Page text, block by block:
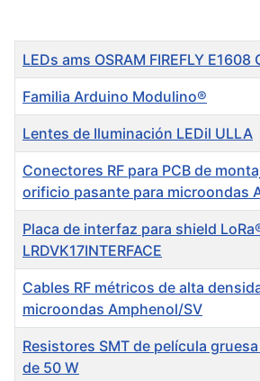
Title
LEDs ams OSRAM FIREFLY E1608
Familia Arduino Modulino®
Lentes de Iluminación LEDil ULLA
Conectores RF para PCB de
orificio pasante para microondas
Placa de interfaz para shield
LRDVK17INTERFACE
Cables RF métricos de alta
microondas Amphenol/SV
Resistores SMT de película
de 50 W